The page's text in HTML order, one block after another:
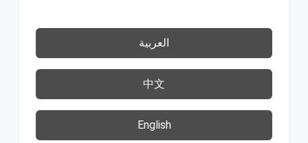
العربية
中文
English